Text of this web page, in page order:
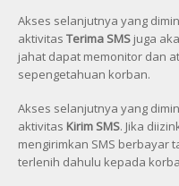
Akses selanjutnya yang
aktivitas Terima SMS juga
jahat dapat memonitor dan
sepengetahuan korban.
Akses selanjutnya yang
aktivitas Kirim SMS. Jika
mengirimkan SMS berbayar
terlenih dahulu kepada